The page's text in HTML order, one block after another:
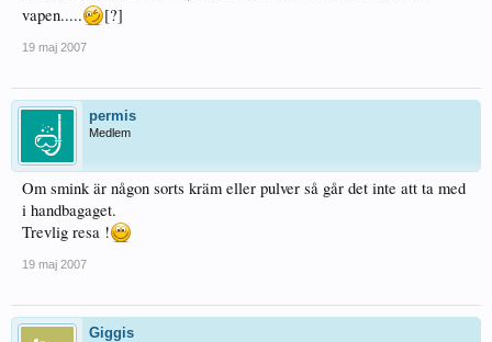
vapen.....
[?]
19 maj 2007
permis
Medlem
Om smink är någon sorts kräm eller pulver så går det inte att ta med
i handbagaget.
Trevlig resa !
19 maj 2007
Giggis